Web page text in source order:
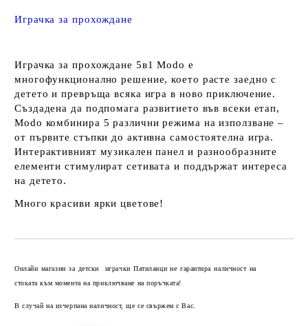
Играчка за прохождане
Играчка за прохождане 5в1 Modo е
многофункционално решение, което расте заедно с
детето и превръща всяка игра в ново приключение.
Създадена да подпомага развитието във всеки етап,
Modo комбинира 5 различни режима на използване –
от първите стъпки до активна самостоятелна игра.
Интерактивният музикален панел и разнообразните
елементи стимулират сетивата и поддържат интереса
на детето.
Много красиви ярки цветове!
Онлайн магазин за детски играчки Патиланци не гарантира наличност на
стоката към момента на приключване на поръчката!
В случай на изчерпана наличност, ще се свържем с Вас.